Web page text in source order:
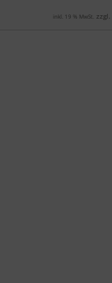
inkl. 19 % MwSt. zzgl.